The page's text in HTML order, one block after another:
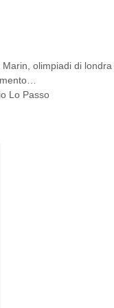
Marin,olimpiadi di londra
Lo Passo